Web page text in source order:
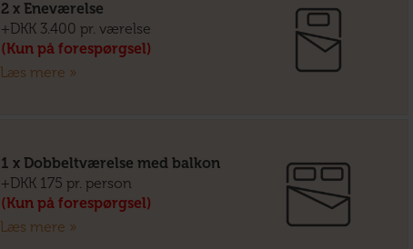
2 x Eneværelse
+DKK 3.400 pr. værelse
(Kun på forespørgsel)
Læs mere »
1 x Dobbeltværelse med balkon
+DKK 175 pr. person
(Kun på forespørgsel)
Læs mere »